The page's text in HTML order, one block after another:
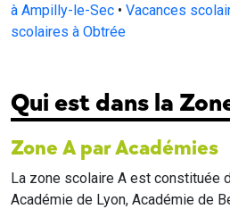
à Ampilly-le-Sec • Vacances
scolaires à Obtrée
Qui est dans la
Zone A par Académies
La zone scolaire A est constituée
Académie de Lyon, Académie de